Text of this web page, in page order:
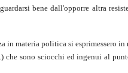
bene dall'opporre altra
materia politica si esprimessero
che sono sciocchi ed ingenui al